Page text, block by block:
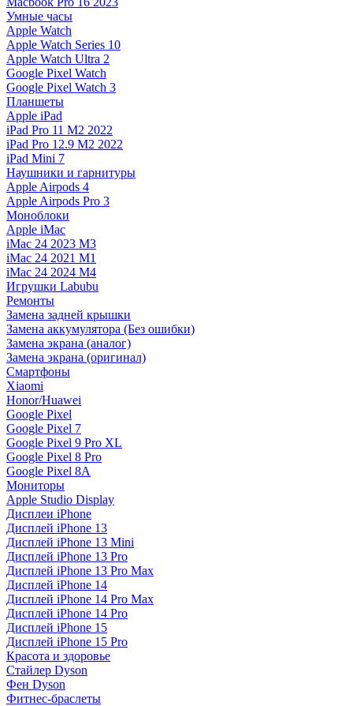
Умные часы
Apple Watch
Apple Watch Series 10
Apple Watch Ultra 2
Google Pixel Watch
Google Pixel Watch 3
Планшеты
Apple iPad
iPad Pro 11 M2 2022
iPad Pro 12.9 M2 2022
iPad Mini 7
Наушники и гарнитуры
Apple Airpods 4
Apple Airpods Pro 3
Моноблоки
Apple iMac
iMac 24 2023 M3
iMac 24 2021 M1
iMac 24 2024 M4
Игрушки Labubu
Ремонты
Замена задней крышки
Замена аккумулятора (Без ошибки)
Замена экрана (аналог)
Замена экрана (оригинал)
Смартфоны
Xiaomi
Honor/Huawei
Google Pixel
Google Pixel 7
Google Pixel 9 Pro XL
Google Pixel 8 Pro
Google Pixel 8A
Мониторы
Apple Studio Display
Дисплеи iPhone
Дисплей iPhone 13
Дисплей iPhone 13 Mini
Дисплей iPhone 13 Pro
Дисплей iPhone 13 Pro Max
Дисплей iPhone 14
Дисплей iPhone 14 Pro Max
Дисплей iPhone 14 Pro
Дисплей iPhone 15
Дисплей iPhone 15 Pro
Красота и здоровье
Стайлер Dyson
Фен Dyson
Фитнес-браслеты